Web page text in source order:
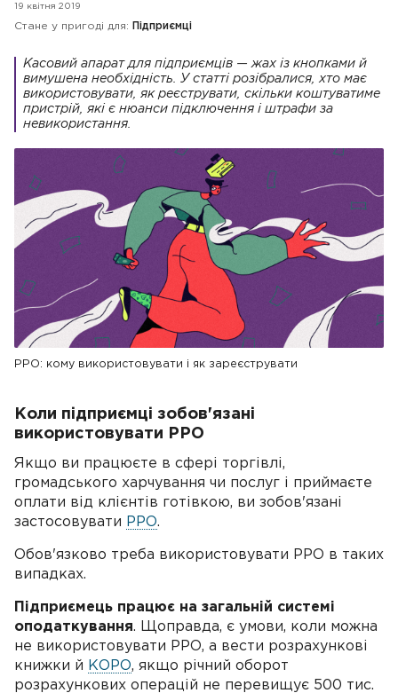
19 квітня 2019
Стане у пригоді для: Підприємці
Касовий апарат для підприємців — жах із кнопками й
вимушена необхідність. У статті розібралися, хто має
використовувати, як реєструвати, скільки коштуватиме
пристрій, які є нюанси підключення і штрафи за
невикористання.
РРО: кому використовувати і як зареєструвати
Коли підприємці зобов'язані
використовувати РРО
Якщо ви працюєте в сфері торгівлі,
громадського харчування чи послуг і приймаєте
оплати від клієнтів готівкою, ви зобов'язані
застосовувати РРО.
Обов'язково треба використовувати РРО в таких
випадках.
Підприємець працює на загальній системі
оподаткування. Щоправда, є умови, коли можна
не використовувати РРО, а вести розрахункові
книжки й КОРО, якщо річний оборот
розрахункових операцій не перевищує 500 тис.